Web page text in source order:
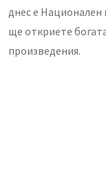
днес е Национален
ще откриете
произведения.